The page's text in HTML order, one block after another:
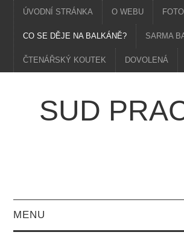
ÚVODNÍ STRÁNKA O WEBU
CO SE DĚJE NA BALKÁNĚ? SARMA
ČTENÁŘSKÝ KOUTEK DOVOLENÁ
SUD
MENU